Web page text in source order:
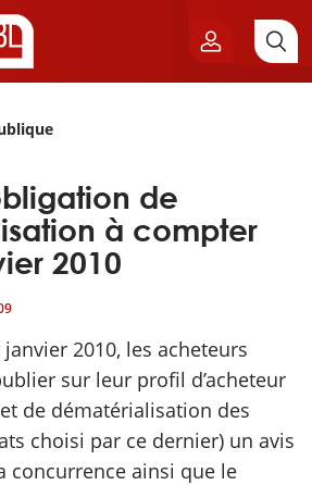
de
à compter
2010
2010, les acheteurs
sur leur profil d’acheteur
de dématérialisation des
choisi par ce dernier) un avis
concurrence ainsi que le